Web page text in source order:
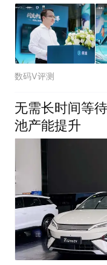
数码V评测
无需长时间等
池产能提升